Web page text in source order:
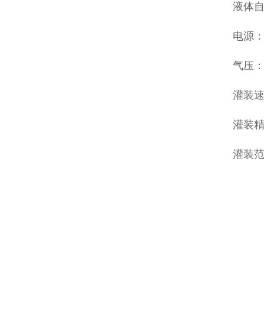
液体
电源
气压
灌装
灌装
灌装